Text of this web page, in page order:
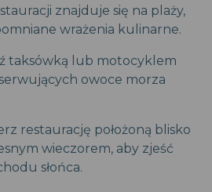
znajduje się na plaży,
wrażenia kulinarne.
taksówką lub motocyklem
owoce morza
restaurację położoną blisko
wieczorem, aby zjeść
słońca.